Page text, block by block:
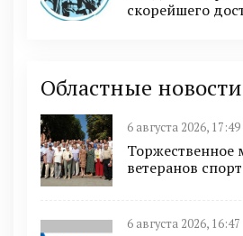
скорейшего
Областные новости
6 августа 2026, 17:49
Торжественное
ветеранов
6 августа 2026, 16:47